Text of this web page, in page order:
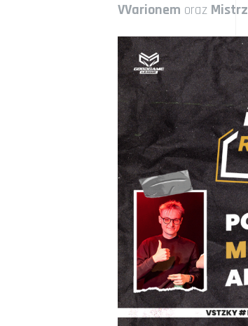
VVarionem oraz